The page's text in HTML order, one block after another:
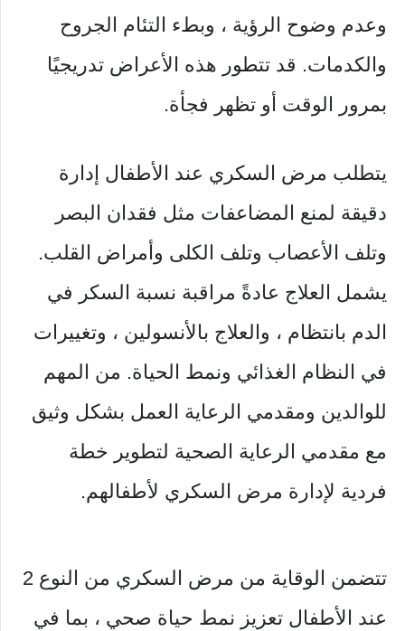
وعدم وضوح الرؤية ، وبطء التئام الجروح
والكدمات. قد تتطور هذه الأعراض تدريجيًا
بمرور الوقت أو تظهر فجأة.
يتطلب مرض السكري عند الأطفال إدارة
دقيقة لمنع المضاعفات مثل فقدان البصر
وتلف الأعصاب وتلف الكلى وأمراض القلب.
يشمل العلاج عادةً مراقبة نسبة السكر في
الدم بانتظام ، والعلاج بالأنسولين ، وتغييرات
في النظام الغذائي ونمط الحياة. من المهم
للوالدين ومقدمي الرعاية العمل بشكل وثيق
مع مقدمي الرعاية الصحية لتطوير خطة
فردية لإدارة مرض السكري لأطفالهم.
تتضمن الوقاية من مرض السكري من النوع 2
عند الأطفال تعزيز نمط حياة صحي ، بما في